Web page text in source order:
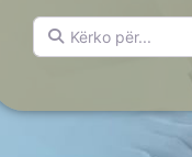
Kërko për...